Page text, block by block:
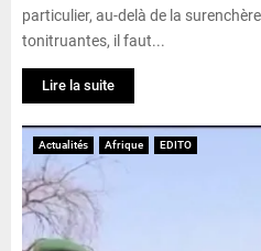
particulier, au-delà de la
tonitruantes, il faut...
Lire la suite
Actualités Afrique EDITO